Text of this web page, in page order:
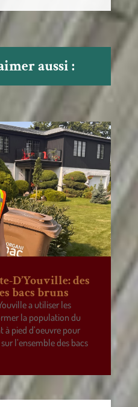
aussi :
D’Youville: des
bacs bruns
a utiliser les
la population du
à pied d’oeuvre pour
l’ensemble des bacs